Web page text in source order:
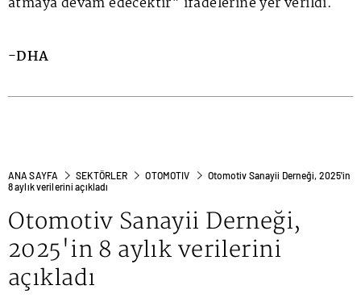
-DHA
ANA SAYFA SEKTÖRLER OTOMOTIV
Otomotiv Sanayii Derneği, 2025'in
8 aylık verilerini açıkladı
Otomotiv Sanayii Derneği,
2025'in 8 aylık verilerini
açıkladı